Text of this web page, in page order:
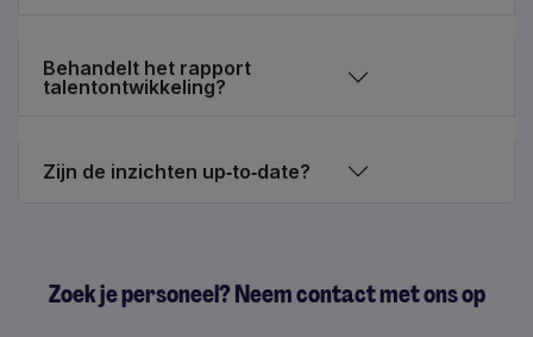
Behandelt het rapport
talentontwikkeling?
Zijn de inzichten up‑to‑date?
Zoek je personeel? Neem contact met ons op